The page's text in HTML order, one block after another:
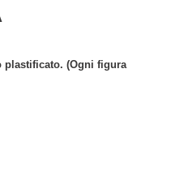
plastificato. (Ogni figura